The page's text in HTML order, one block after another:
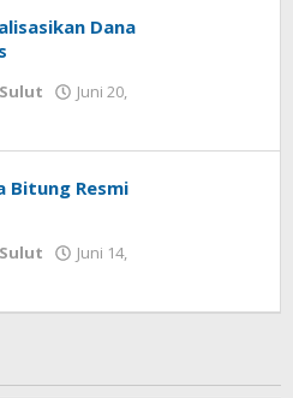
Dana
Juni 20,
Bitung Resmi
Juni 14,